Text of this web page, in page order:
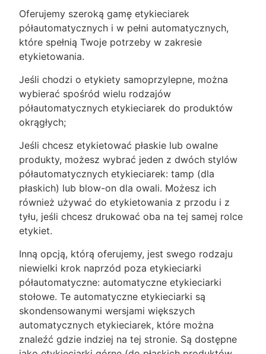
Oferujemy szeroką gamę etykieciarek
półautomatycznych i w pełni automatycznych,
które spełnią Twoje potrzeby w zakresie
etykietowania.
Jeśli chodzi o etykiety samoprzylepne, można
wybierać spośród wielu rodzajów
półautomatycznych etykieciarek do produktów
okrągłych;
Jeśli chcesz etykietować płaskie lub owalne
produkty, możesz wybrać jeden z dwóch stylów
półautomatycznych etykieciarek: tamp (dla
płaskich) lub blow-on dla owali. Możesz ich
również używać do etykietowania z przodu i z
tyłu, jeśli chcesz drukować oba na tej samej rolce
etykiet.
Inną opcją, którą oferujemy, jest swego rodzaju
niewielki krok naprzód poza etykieciarki
półautomatyczne: automatyczne etykieciarki
stołowe. Te automatyczne etykieciarki są
skondensowanymi wersjami większych
automatycznych etykieciarek, które można
znaleźć gdzie indziej na tej stronie. Są dostępne